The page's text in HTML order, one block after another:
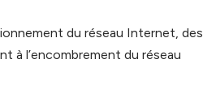
du réseau Internet, des
à l’encombrement du réseau